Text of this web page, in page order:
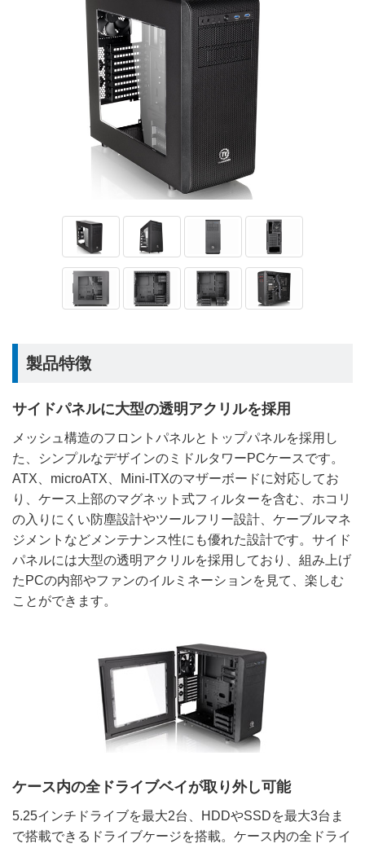
製品特徴
サイドパネルに大型の透明アクリルを採用
メッシュ構造のフロントパネルとトップパネルを採用し
た、シンプルなデザインのミドルタワーPCケースです。
ATX、microATX、Mini-ITXのマザーボードに対応してお
り、ケース上部のマグネット式フィルターを含む、ホコリ
の入りにくい防塵設計やツールフリー設計、ケーブルマネ
ジメントなどメンテナンス性にも優れた設計です。サイド
パネルには大型の透明アクリルを採用しており、組み上げ
たPCの内部やファンのイルミネーションを見て、楽しむ
ことができます。
ケース内の全ドライブベイが取り外し可能
5.25インチドライブを最大2台、HDDやSSDを最大3台ま
で搭載できるドライブケージを搭載。ケース内の全ドライ